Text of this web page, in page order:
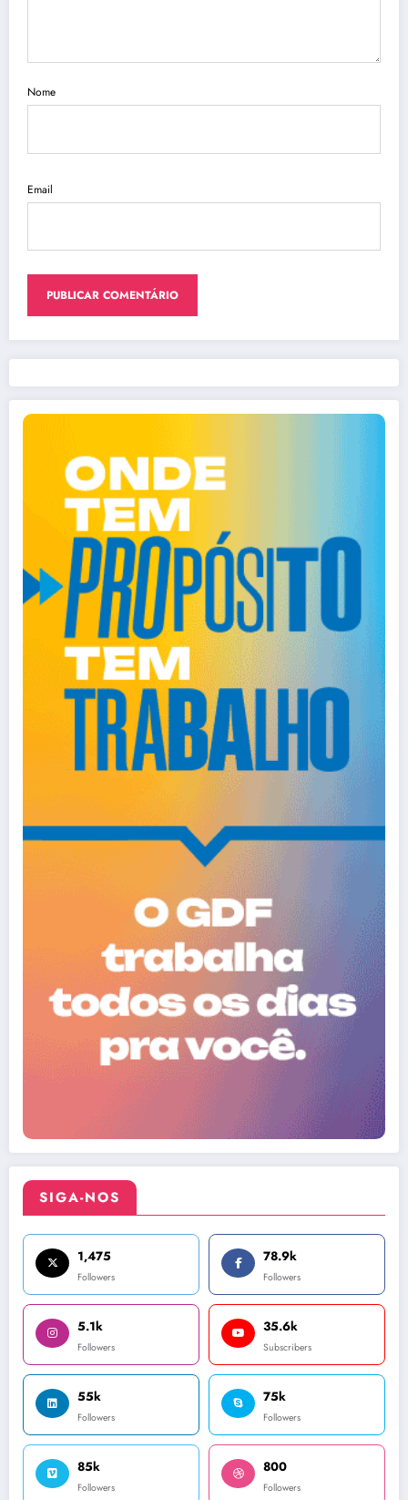
SIGA-NOS
1,475
Followers
78.9k
Followers
5.1k
Followers
35.6k
Subscribers
55k
Followers
75k
Followers
85k
Followers
800
Followers
Nome
Email